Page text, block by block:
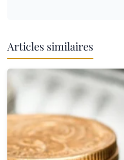
Articles similaires